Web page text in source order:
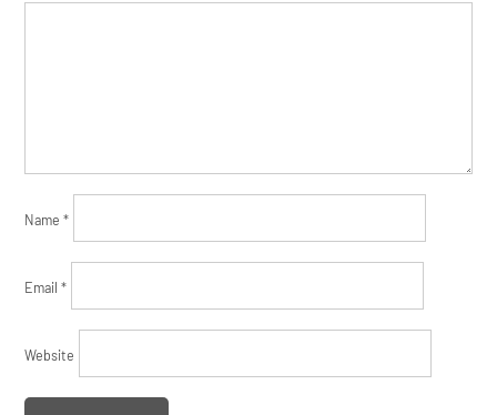
Name*
Email*
Website